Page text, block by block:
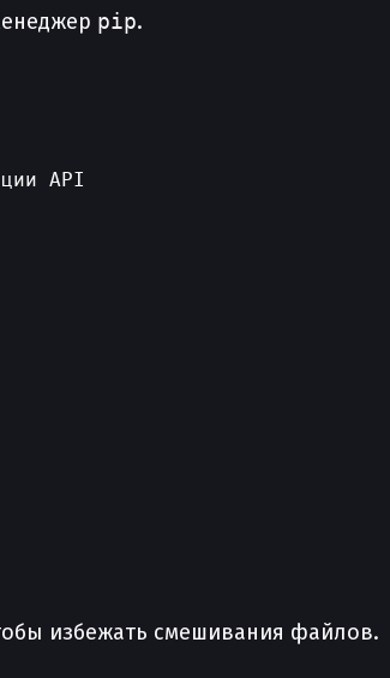
pip.
API
избежать смешивания файлов.